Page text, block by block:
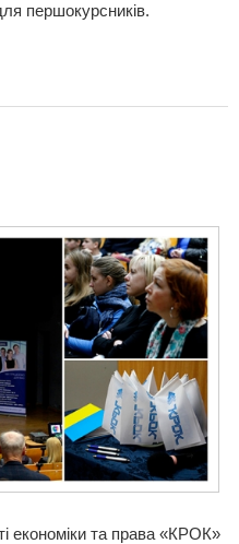
першокурсників.
економіки та права «КРОК»